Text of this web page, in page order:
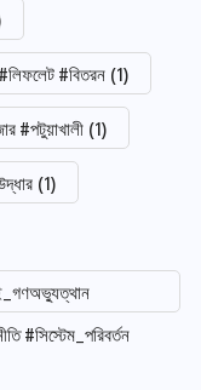
#বিতরন (1)
#পটুয়াখালী (1)
(1)
#সিস্টেম_পরিবর্তন